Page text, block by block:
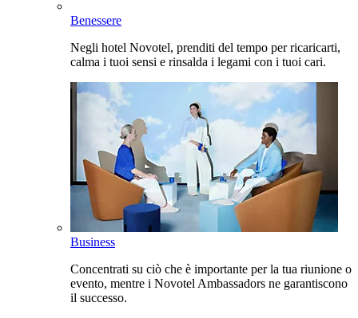
Benessere
Negli hotel Novotel, prenditi del tempo per ricaricarti,
calma i tuoi sensi e rinsalda i legami con i tuoi cari.
Business
Concentrati su ciò che è importante per la tua riunione o
evento, mentre i Novotel Ambassadors ne garantiscono
il successo.